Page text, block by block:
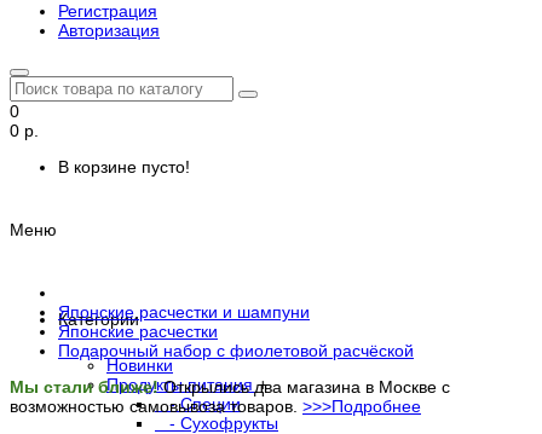
Регистрация
Авторизация
0
0 р.
В корзине пусто!
Меню
Категории
Новинки
Продукты питания+
- Специи
- Сухофрукты
Японские расчестки и шампуни
Японские расчестки
Подарочный набор с фиолетовой расчёской
Мы стали ближе!Открылись два магазина в Москве с
возможностью самовывоза товаров. >>>Подробнее